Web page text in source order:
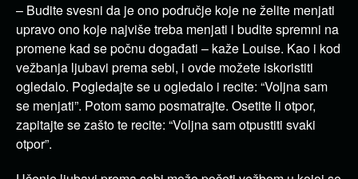
– Budite svesni da je ono područje koje ne želite menjati
upravo ono koje najviše treba menjati i budite spremni na
promene kad se počnu događati – kaže Louise. Kao i kod
vežbanja ljubavi prema sebi, i ovde možete iskoristiti
ogledalo. Pogledajte se u ogledalo i recite: “Voljna sam
se menjati”. Potom samo posmatrajte. Osetite li otpor,
zapitajte se zašto te recite: “Voljna sam otpustiti svaki
otpor”.